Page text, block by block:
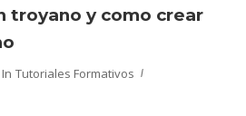
troyano y como crear
In Tutoriales Formativos